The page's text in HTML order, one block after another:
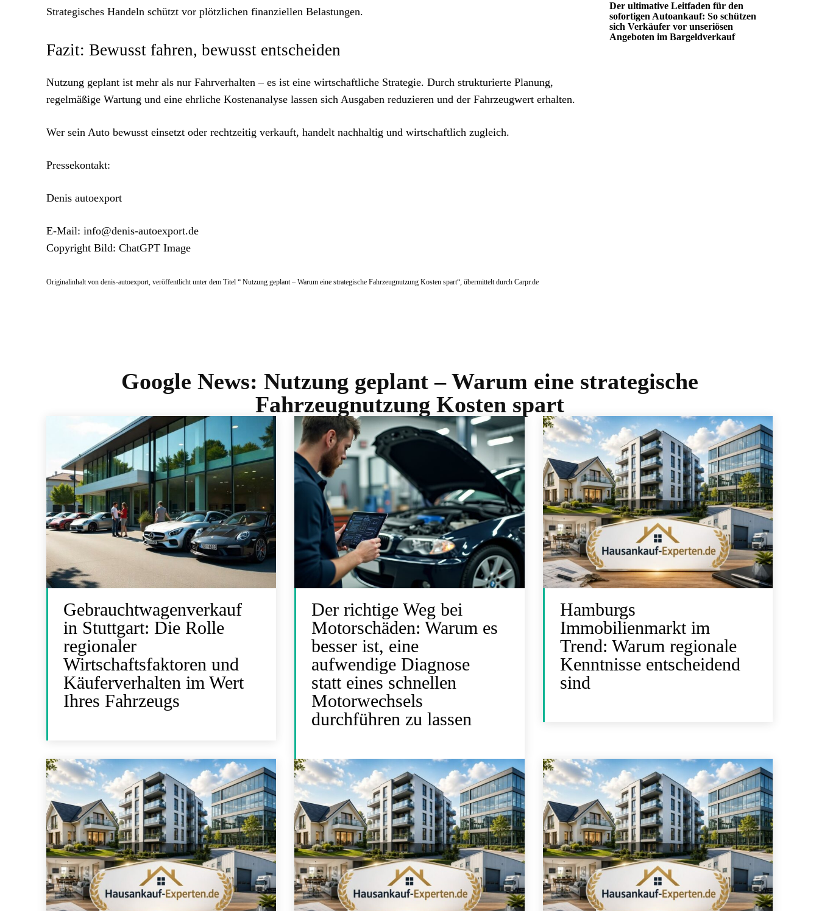
Strategisches Handeln schützt vor plötzlichen finanziellen Belastungen.
Fazit: Bewusst fahren, bewusst entscheiden
Nutzung geplant ist mehr als nur Fahrverhalten – es ist eine wirtschaftliche Strategie. Durch strukturierte Planung,
regelmäßige Wartung und eine ehrliche Kostenanalyse lassen sich Ausgaben reduzieren und der Fahrzeugwert erhalten.
Wer sein Auto bewusst einsetzt oder rechtzeitig verkauft, handelt nachhaltig und wirtschaftlich zugleich.
Pressekontakt:
Denis autoexport
E-Mail: info@denis-autoexport.de
Copyright Bild: ChatGPT Image
Originalinhalt von denis-autoexport, veröffentlicht unter dem Titel “ Nutzung geplant – Warum eine strategische Fahrzeugnutzung Kosten spart“, übermittelt durch Carpr.de
Der ultimative Leitfaden für den
sofortigen Autoankauf: So schützen
sich Verkäufer vor unseriösen
Angeboten im Bargeldverkauf
Google News: Nutzung geplant – Warum eine strategische
Fahrzeugnutzung Kosten spart
Gebrauchtwagenverkauf
in Stuttgart: Die Rolle
regionaler
Wirtschaftsfaktoren und
Käuferverhalten im Wert
Ihres Fahrzeugs
Der richtige Weg bei
Motorschäden: Warum es
besser ist, eine
aufwendige Diagnose
statt eines schnellen
Motorwechsels
durchführen zu lassen
Hamburgs
Immobilienmarkt im
Trend: Warum regionale
Kenntnisse entscheidend
sind